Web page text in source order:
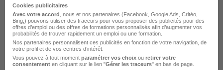
Etancheur H/F
BTP EMPLOI MARTIGUES
Cookies publicitaires
Avec votre accord , nous et nos partenaires (Facebook, Google Ads , Critéo,
Bing,) pouvons utiliser des traceurs pour vous proposer des publicités pour des
offres d’emploi ou des offres de formations personnalisés afin d’augmenter vos
probabilités de trouver rapidement un emploi ou une formation.
Nos partenaires personnalisent ces publicités en fonction de votre navigation, de
votre profil et de vos centres d’intérêt.
Vous pouvez à tout moment paramétrer vos choix ou retirer votre
consentement en cliquant sur le lien "Gérer les traceurs" en bas de page.